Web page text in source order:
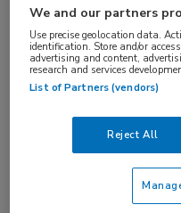
overwegingen, zo
Universitätsmedizin
duidelijk sprake is
predominantie bij
kunnen zijn dat
“Op basis van studies
dat de ziekte 3 tot 4
We and our partners
Use precise geolocation data.
identification. Store and/or
advertising and content,
research and services
List of Partners (vendors)
Reject All